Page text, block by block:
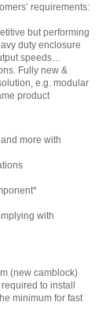
requirements:
but performing
duty enclosure
speeds…
Fully new &
e.g. modular
product
more with
with
(new camblock)
to install
minimum for fast